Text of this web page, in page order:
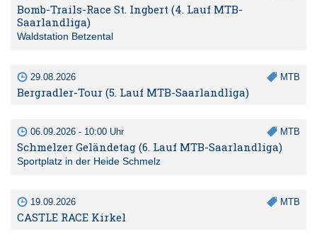
Bomb-Trails-Race St. Ingbert (4. Lauf MTB-
Saarlandliga)
Waldstation Betzental
29.08.2026 MTB
Bergradler-Tour (5. Lauf MTB-Saarlandliga)
06.09.2026 - 10:00 Uhr MTB
Schmelzer Geländetag (6. Lauf MTB-Saarlandliga)
Sportplatz in der Heide Schmelz
19.09.2026 MTB
CASTLE RACE Kirkel